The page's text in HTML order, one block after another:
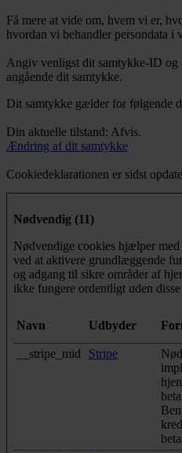
Få mere at vide om, hvem vi er,
hvordan vi behandler persondata i
Angiv venligst dit samtykke-ID og
angående dit samtykke.
Dit samtykke gælder for følgende
Din aktuelle tilstand: Afvis.
Ændring af dit samtykke
Cookiedeklarationen er sidst
Nødvendig (11)
Nødvendige cookies hjælper
ved at aktivere grundlæggende
og adgang til sikre områder af
ikke fungere ordentligt uden
Navn Udbyder
__stripe_mid
Stripe